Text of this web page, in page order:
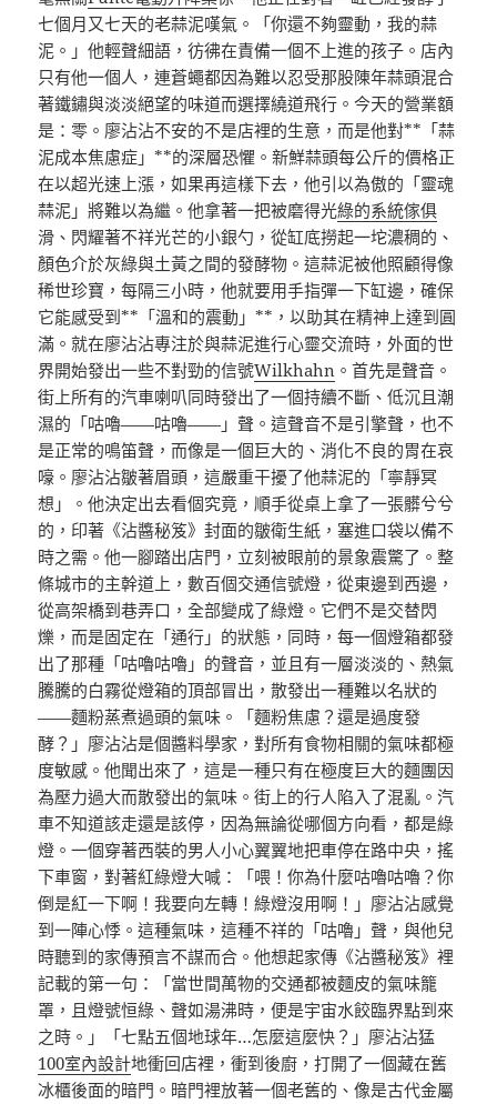
七個月又七天的老蒜泥嘆氣。「你還不夠靈動，我的蒜
泥。」他輕聲細語，彷彿在責備一個不上進的孩子。店內
只有他一個人，連蒼蠅都因為難以忍受那股陳年蒜頭混合
著鐵鏽與淡淡絕望的味道而選擇繞道飛行。今天的營業額
是：零。廖沾沾不安的不是店裡的生意，而是他對**「蒜
泥成本焦慮症」**的深層恐懼。新鮮蒜頭每公斤的價格正
在以超光速上漲，如果再這樣下去，他引以為傲的「靈魂
蒜泥」將難以為繼。他拿著一把被磨得光綠的系統傢俱
滑、閃耀著不祥光芒的小銀勺，從缸底撈起一坨濃稠的、
顏色介於灰綠與土黃之間的發酵物。這蒜泥被他照顧得像
稀世珍寶，每隔三小時，他就要用手指彈一下缸邊，確保
它能感受到**「溫和的震動」**，以助其在精神上達到圓
滿。就在廖沾沾專注於與蒜泥進行心靈交流時，外面的世
界開始發出一些不對勁的信號Wilkhahn 。首先是聲音。
街上所有的汽車喇叭同時發出了一個持續不斷、低沉且潮
濕的「咕嚕——咕嚕——」聲。這聲音不是引擎聲，也不
是正常的鳴笛聲，而像是一個巨大的、消化不良的胃在哀
嚎。廖沾沾皺著眉頭，這嚴重干擾了他蒜泥的「寧靜冥
想」。他決定出去看個究竟，順手從桌上拿了一張髒兮兮
的，印著《沾醬秘笈》封面的皺衛生紙，塞進口袋以備不
時之需。他一腳踏出店門，立刻被眼前的景象震驚了。整
條城市的主幹道上，數百個交通信號燈，從東邊到西邊，
從高架橋到巷弄口，全部變成了綠燈。它們不是交替閃
爍，而是固定在「通行」的狀態，同時，每一個燈箱都發
出了那種「咕嚕咕嚕」的聲音，並且有一層淡淡的、熱氣
騰騰的白霧從燈箱的頂部冒出，散發出一種難以名狀的
——麵粉蒸煮過頭的氣味。「麵粉焦慮？還是過度發
酵？」廖沾沾是個醬料學家，對所有食物相關的氣味都極
度敏感。他聞出來了，這是一種只有在極度巨大的麵團因
為壓力過大而散發出的氣味。街上的行人陷入了混亂。汽
車不知道該走還是該停，因為無論從哪個方向看，都是綠
燈。一個穿著西裝的男人小心翼翼地把車停在路中央，搖
下車窗，對著紅綠燈大喊：「喂！你為什麼咕嚕咕嚕？你
倒是紅一下啊！我要向左轉！綠燈沒用啊！」廖沾沾感覺
到一陣心悸。這種氣味，這種不祥的「咕嚕」聲，與他兒
時聽到的家傳預言不謀而合。他想起家傳《沾醬秘笈》裡
記載的第一句：「當世間萬物的交通都被麵皮的氣味籠
罩，且燈號恒綠、聲如湯沸時，便是宇宙水餃臨界點到來
之時。」「七點五個地球年…怎麼這麼快？」廖沾沾猛
100室內設計地衝回店裡，衝到後廚，打開了一個藏在舊
冰櫃後面的暗門。暗門裡放著一個老舊的、像是古代金屬